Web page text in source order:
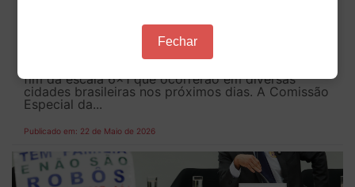
A diretoria do ANDES-SN, por meio da Circular nº
213/2026, convoca as suas seções sindicais e a
fim da escala 6x1 que ocorrerão em diversas
cidades brasileiras nos próximos dias. A Comissão
Especial da...
Publicado em: 22 de Maio de 2026
Fechar